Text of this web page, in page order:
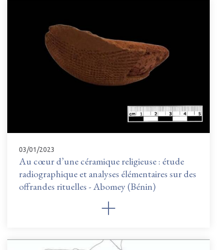
03/01/2023
Au cœur d’une céramique religieuse : étude
radiographique et analyses élémentaires sur des
offrandes rituelles - Abomey (Bénin)